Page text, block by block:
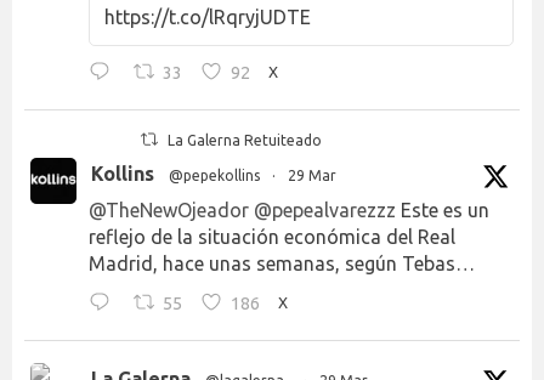
https://t.co/lRqryjUDTE
33 92 X
La Galerna Retuiteado
Kollins @pepekollins · 29 Mar
@TheNewOjeador @pepealvarezzz Este es un
reflejo de la situación económica del Real
Madrid, hace unas semanas, según Tebas…
55 186 X